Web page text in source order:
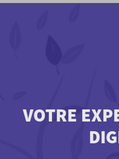
VOTRE